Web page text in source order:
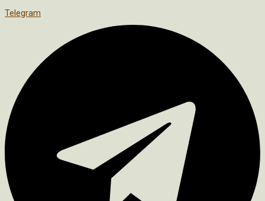
Telegram